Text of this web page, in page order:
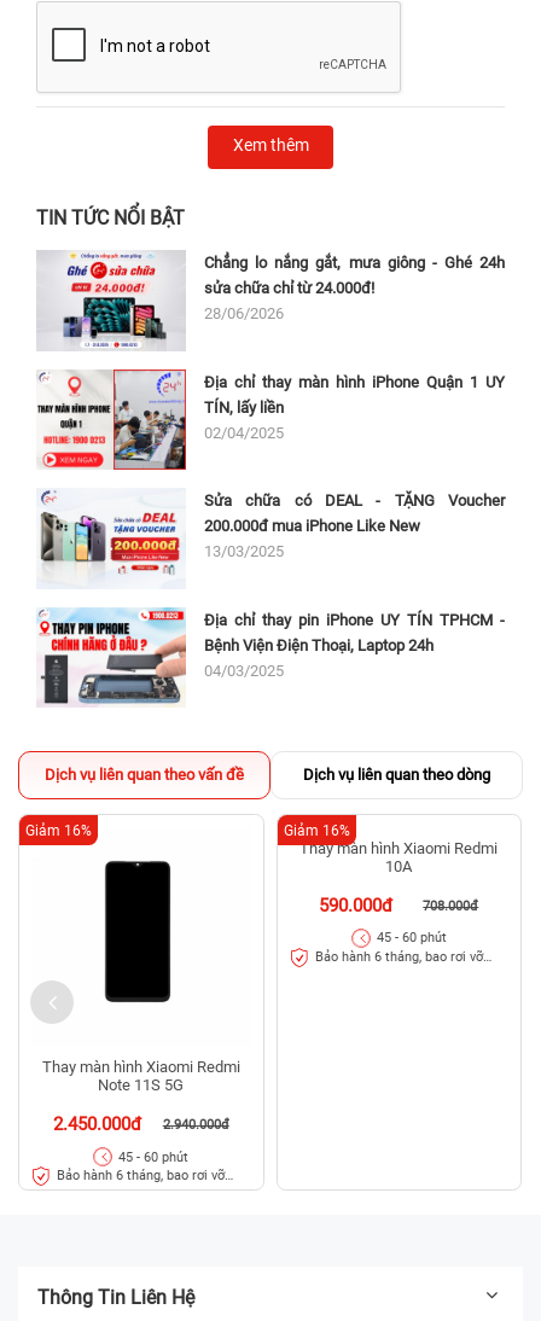
Xem thêm
TIN TỨC NỔI BẬT
Chẳng lo nắng gắt, mưa giông - Ghé 24h
sửa chữa chỉ từ 24.000đ!
28/06/2026
Địa chỉ thay màn hình iPhone Quận 1 UY
TÍN, lấy liền
02/04/2025
Sửa chữa có DEAL - TẶNG Voucher
200.000đ mua iPhone Like New
13/03/2025
Địa chỉ thay pin iPhone UY TÍN TPHCM -
Bệnh Viện Điện Thoại, Laptop 24h
04/03/2025
Dịch vụ liên quan theo vấn đề Dịch vụ liên quan theo dòng
Thay màn hình Xiaomi Redmi
Note 11S 5G
2.450.000đ 2.940.000đ
Giảm 16%
45 - 60 phút
Bảo hành 6 tháng, bao rơi vỡ
kính
Thay màn hình Xiaomi Redmi
10A
590.000đ 708.000đ
Giảm 16%
45 - 60 phút
Bảo hành 6 tháng, bao rơi vỡ
Thông Tin Liên Hệ